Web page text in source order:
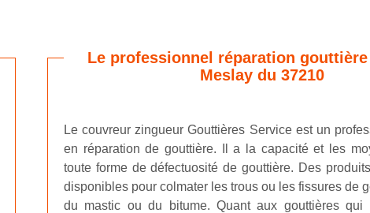
Le professionnel réparation gouttière
Meslay du 37210
Le couvreur zingueur Gouttières Service est un
en réparation de gouttière. Il a la capacité et les
toute forme de défectuosité de gouttière. Des
disponibles pour colmater les trous ou les fissures de
du mastic ou du bitume. Quant aux gouttières qui